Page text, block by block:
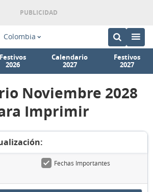
Colombia
Festivos
2026
Calendario
2027
Festivos
2027
Noviembre 2028
Imprimir
Fechas Importantes